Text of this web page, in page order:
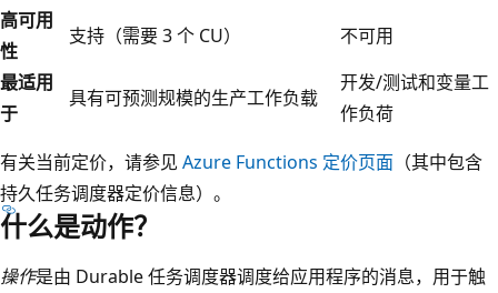
高可用
性
支持（需要 3 个 CU）
不可用
最适用
于
具有可预测规模的生产工作负载
开发/测试和变量工
作负荷
有关当前定价，请参见 Azure Functions 定价页面 （其中包含
持久任务调度器定价信息）。
什么是动作？
操作是由 Durable 任务调度器调度给应用程序的消息，用于触